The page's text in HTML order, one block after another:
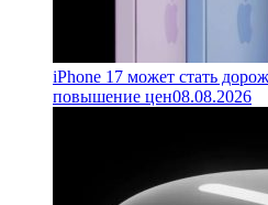
iPhone 17 может стать
повышение цен08.08.2026